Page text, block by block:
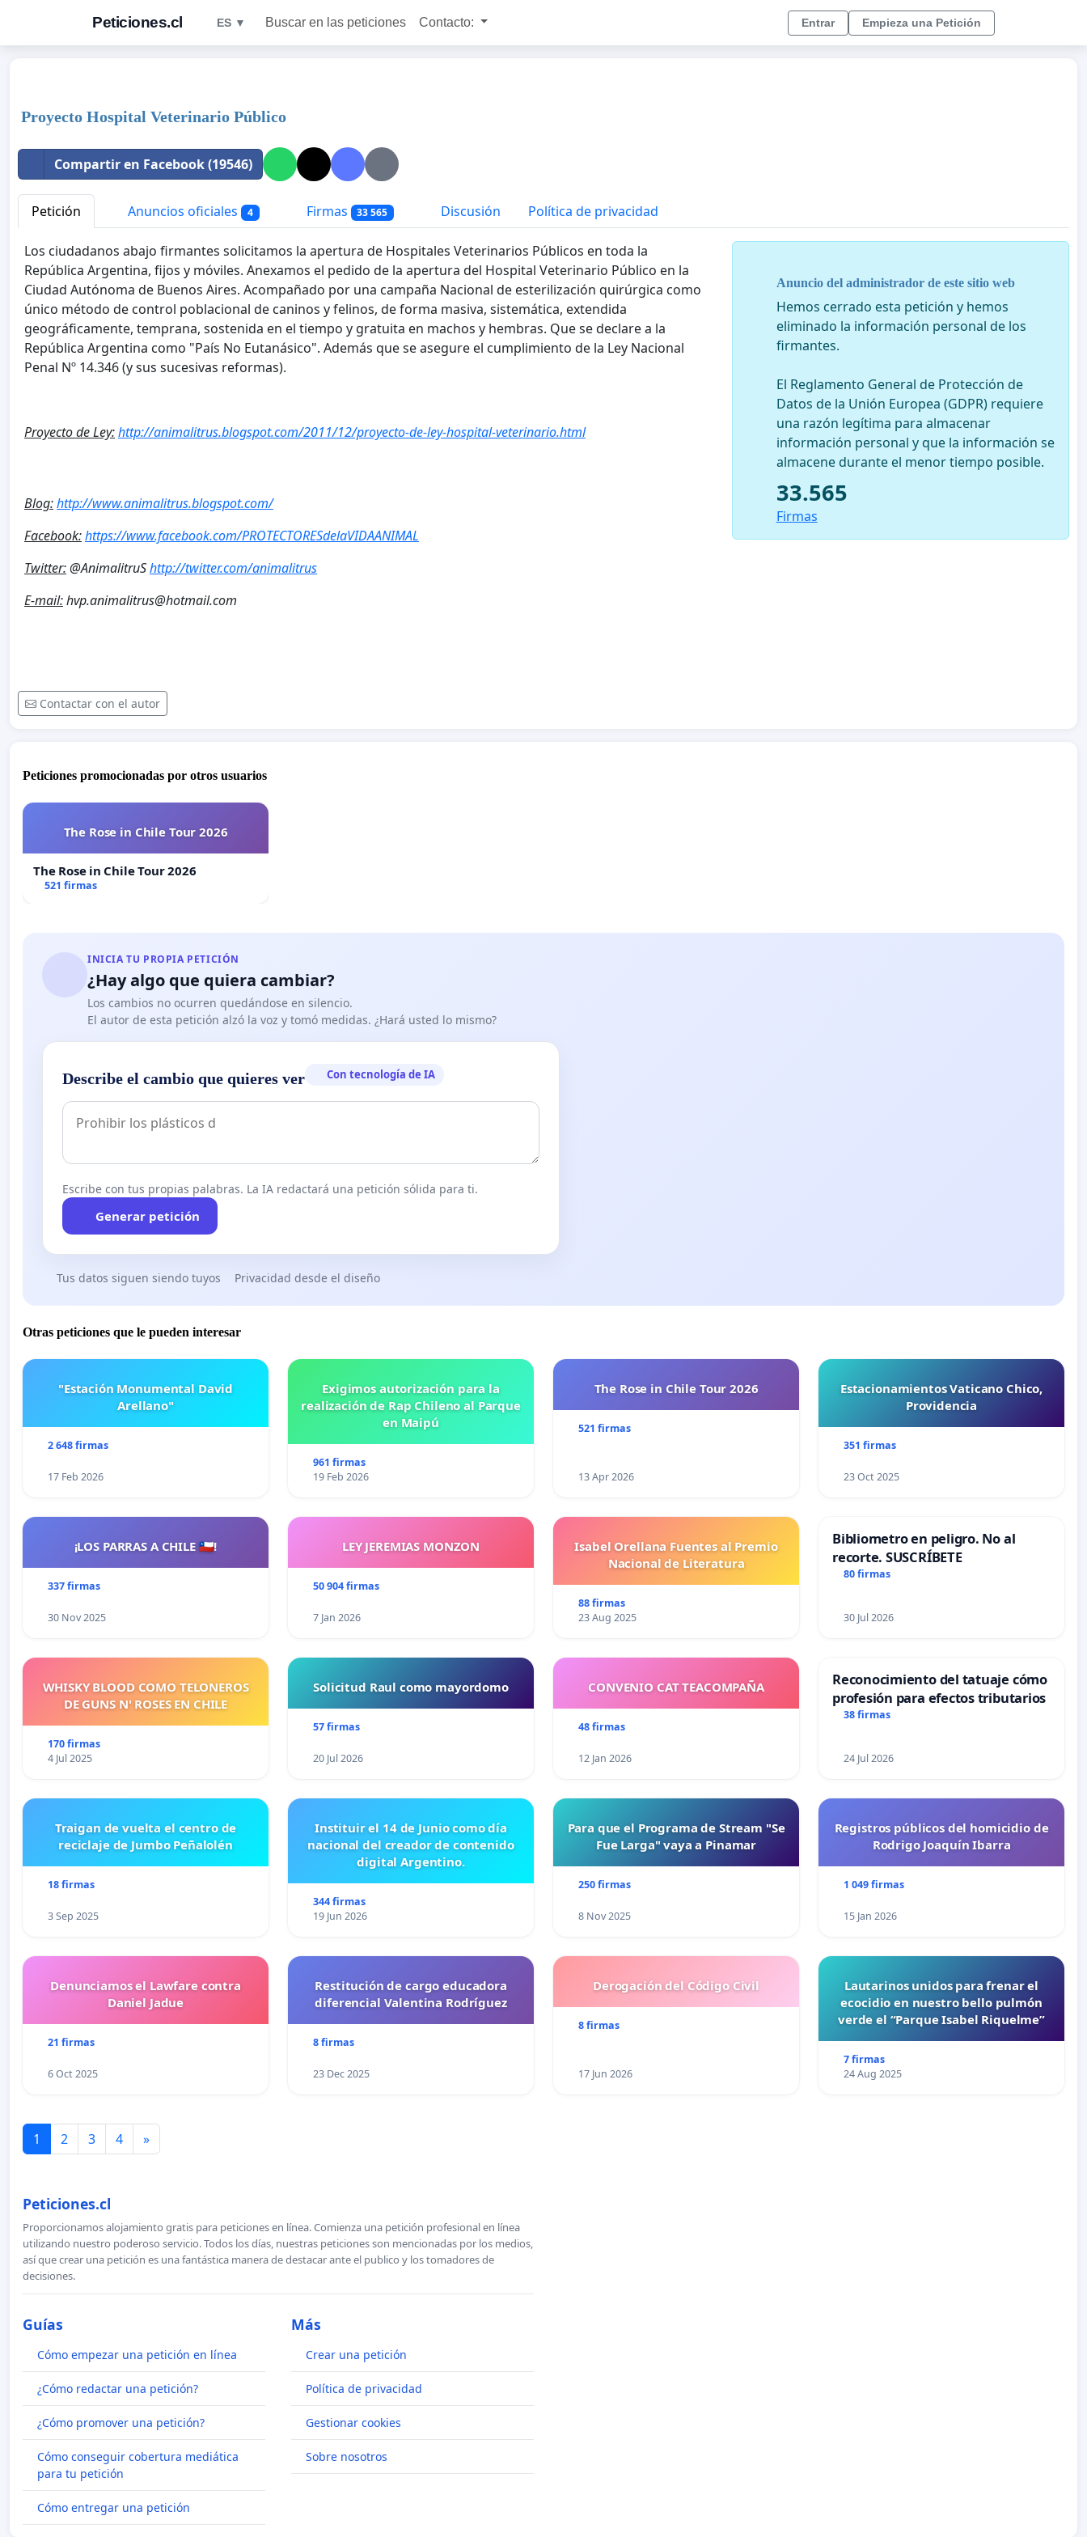
Peticiones.cl ES ▼ Buscar en las peticiones Contacto: Entrar Empieza una Petición
Proyecto Hospital Veterinario Público
Compartir en Facebook (19546)
Petición Anuncios oficiales 4 Firmas 33 565 Discusión Política de privacidad
Los ciudadanos abajo firmantes solicitamos la apertura de Hospitales Veterinarios Públicos en toda la
República Argentina, fijos y móviles. Anexamos el pedido de la apertura del Hospital Veterinario Público en la
Ciudad Autónoma de Buenos Aires. Acompañado por una campaña Nacional de esterilización quirúrgica como
único método de control poblacional de caninos y felinos, de forma masiva, sistemática, extendida
geográficamente, temprana, sostenida en el tiempo y gratuita en machos y hembras. Que se declare a la
República Argentina como "País No Eutanásico". Además que se asegure el cumplimiento de la Ley Nacional
Penal Nº 14.346 (y sus sucesivas reformas).
Proyecto de Ley:http://animalitrus.blogspot.com/2011/12/proyecto-de-ley-hospital-veterinario.html
Blog:http://www.animalitrus.blogspot.com/
Facebook:https://www.facebook.com/PROTECTORESdelaVIDAANIMAL
Twitter:@AnimalitruShttp://twitter.com/animalitrus
E-mail:hvp.animalitrus@hotmail.com
Contactar con el autor
Anuncio del administrador de este sitio web
Hemos cerrado esta petición y hemos
eliminado la información personal de los
firmantes.
El Reglamento General de Protección de
Datos de la Unión Europea (GDPR) requiere
una razón legítima para almacenar
información personal y que la información se
almacene durante el menor tiempo posible.
33.565
Firmas
Peticiones promocionadas por otros usuarios
The Rose in Chile Tour 2026
The Rose in Chile Tour 2026
521 firmas
INICIA TU PROPIA PETICIÓN
¿Hay algo que quiera cambiar?
Los cambios no ocurren quedándose en silencio.
El autor de esta petición alzó la voz y tomó medidas. ¿Hará usted lo mismo?
Describe el cambio que quieres ver Con tecnología de IA
Escribe con tus propias palabras. La IA redactará una petición sólida para ti.
Generar petición
Tus datos siguen siendo tuyos Privacidad desde el diseño
Otras peticiones que le pueden interesar
"Estación Monumental David
Arellano"
2 648 firmas
17 Feb 2026
Exigimos autorización para la
realización de Rap Chileno al Parque
en Maipú
961 firmas
19 Feb 2026
The Rose in Chile Tour 2026
521 firmas
13 Apr 2026
Estacionamientos Vaticano Chico,
Providencia
351 firmas
23 Oct 2025
¡LOS PARRAS A CHILE 🇨🇱!
337 firmas
30 Nov 2025
LEY JEREMIAS MONZON
50 904 firmas
7 Jan 2026
Isabel Orellana Fuentes al Premio
Nacional de Literatura
88 firmas
23 Aug 2025
Bibliometro en peligro. No al
recorte. SUSCRÍBETE
80 firmas
30 Jul 2026
WHISKY BLOOD COMO TELONEROS
DE GUNS N' ROSES EN CHILE
170 firmas
4 Jul 2025
Solicitud Raul como mayordomo
57 firmas
20 Jul 2026
CONVENIO CAT TEACOMPAÑA
48 firmas
12 Jan 2026
Reconocimiento del tatuaje cómo
profesión para efectos tributarios
38 firmas
24 Jul 2026
Traigan de vuelta el centro de
reciclaje de Jumbo Peñalolén
18 firmas
3 Sep 2025
Instituir el 14 de Junio como día
nacional del creador de contenido
digital Argentino.
344 firmas
19 Jun 2026
Para que el Programa de Stream "Se
Fue Larga" vaya a Pinamar
250 firmas
8 Nov 2025
Registros públicos del homicidio de
Rodrigo Joaquín Ibarra
1 049 firmas
15 Jan 2026
Denunciamos el Lawfare contra
Daniel Jadue
21 firmas
6 Oct 2025
Restitución de cargo educadora
diferencial Valentina Rodríguez
8 firmas
23 Dec 2025
Derogación del Código Civil
8 firmas
17 Jun 2026
Lautarinos unidos para frenar el
ecocidio en nuestro bello pulmón
verde el “Parque Isabel Riquelme”
7 firmas
24 Aug 2025
1 2 3 4 »
Peticiones.cl
Proporcionamos alojamiento gratis para peticiones en línea. Comienza una petición profesional en línea
utilizando nuestro poderoso servicio. Todos los días, nuestras peticiones son mencionadas por los medios,
así que crear una petición es una fantástica manera de destacar ante el publico y los tomadores de
decisiones.
Guías
Cómo empezar una petición en línea
¿Cómo redactar una petición?
¿Cómo promover una petición?
Cómo conseguir cobertura mediática
para tu petición
Cómo entregar una petición
Más
Crear una petición
Política de privacidad
Gestionar cookies
Sobre nosotros